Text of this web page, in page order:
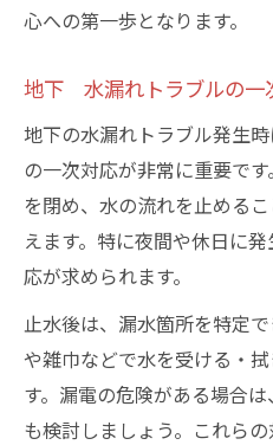
心への第一歩となります。
地下 水漏れトラブルの一
地下の水漏れトラブル発生
の一次対応が非常に重要で
を閉め、水の流れを止める
えます。特に夜間や休日に
応が求められます。
止水後は、漏水箇所を特定
や雑巾などで水を受ける・
す。漏電の危険がある場合
も検討しましょう。これら